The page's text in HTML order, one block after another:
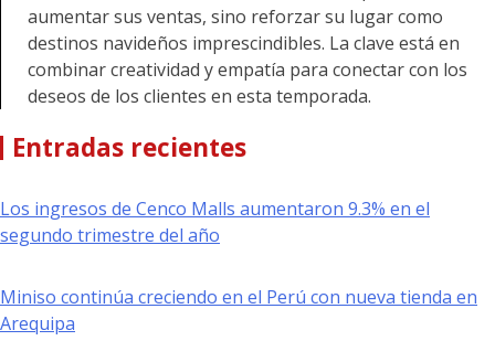
aumentar sus ventas, sino reforzar su lugar como
destinos navideños imprescindibles. La clave está en
combinar creatividad y empatía para conectar con los
deseos de los clientes en esta temporada.
Entradas recientes
Los ingresos de Cenco Malls aumentaron 9.3% en el
segundo trimestre del año
Miniso continúa creciendo en el Perú con nueva tienda en
Arequipa